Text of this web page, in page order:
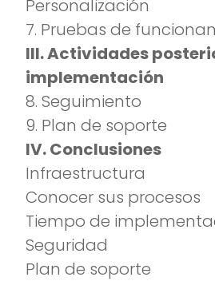
Personalización
7. Pruebas de
III. Actividades
implementación
8. Seguimiento
9. Plan de soporte
IV. Conclusiones
Infraestructura
Conocer sus procesos
Tiempo de
Seguridad
Plan de soporte